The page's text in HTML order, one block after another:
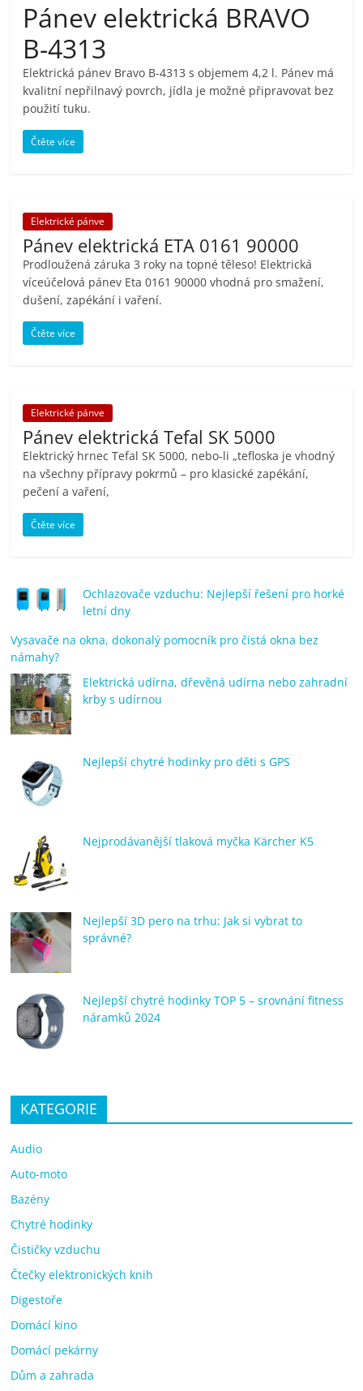
pračky,
televize,
notebooky,
mobilní
telefony,
kávovary,
bazény
Nejlepší
recenze,
pračky,
televize,
notebooky,
mobilní
telefony,
Pánev elektrická BRAVO
B-4313
Elektrická pánev Bravo B-4313 s objemem 4,2 l. Pánev má
kvalitní nepřilnavý povrch, jídla je možné připravovat bez
použití tuku.
Čtěte více
Elektrické pánve
Pánev elektrická ETA 0161 90000
Prodloužená záruka 3 roky na topné těleso! Elektrická
víceúčelová pánev Eta 0161 90000 vhodná pro smažení,
dušení, zapékání i vaření.
Čtěte více
Elektrické pánve
Pánev elektrická Tefal SK 5000
Elektrický hrnec Tefal SK 5000, nebo-li „tefloska je vhodný
na všechny přípravy pokrmů – pro klasické zapékání,
pečení a vaření,
Čtěte více
Ochlazovače vzduchu: Nejlepší řešení pro horké
letní dny
Vysavače na okna, dokonalý pomocník pro čistá okna bez
námahy?
Elektrická udírna, dřevěná udírna nebo zahradní
krby s udírnou
Nejlepší chytré hodinky pro děti s GPS
Nejprodávanější tlaková myčka Kärcher K5
Nejlepší 3D pero na trhu: Jak si vybrat to
správné?
Nejlepší chytré hodinky TOP 5 – srovnání fitness
náramků 2024
KATEGORIE
Audio
Auto-moto
Bazény
Chytré hodinky
Čističky vzduchu
Čtečky elektronických knih
Digestoře
Domácí kino
Domácí pekárny
Dům a zahrada